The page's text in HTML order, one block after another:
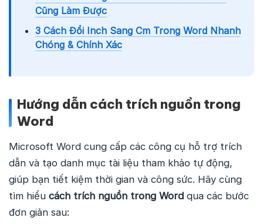
Cũng Làm Được
3 Cách Đổi Inch Sang Cm Trong Word Nhanh
Chóng & Chính Xác
Hướng dẫn cách trích nguồn trong
Word
Microsoft Word cung cấp các công cụ hỗ trợ trích
dẫn và tạo danh mục tài liệu tham khảo tự động,
giúp bạn tiết kiệm thời gian và công sức. Hãy cùng
tìm hiểu cách trích nguồn trong Word qua các bước
đơn giản sau: